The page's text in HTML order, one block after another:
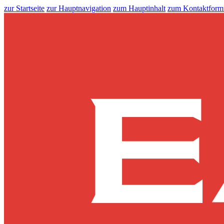
zur Startseite zur Hauptnavigation zum Hauptinhalt zum